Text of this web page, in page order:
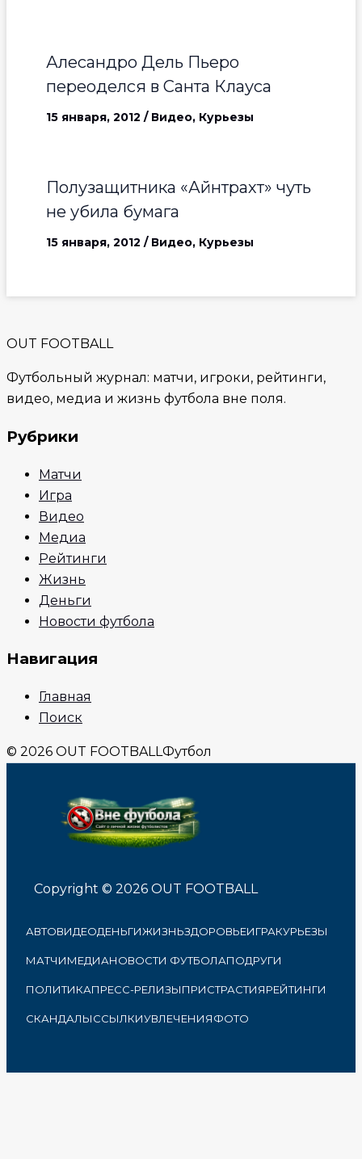
Алесандро Дель Пьеро
переоделся в Санта Клауса
15 января, 2012 / Видео, Курьезы
Полузащитника «Айнтрахт» чуть
не убила бумага
15 января, 2012 / Видео, Курьезы
OUT FOOTBALL
Футбольный журнал: матчи, игроки, рейтинги,
видео, медиа и жизнь футбола вне поля.
Рубрики
Матчи
Игра
Видео
Медиа
Рейтинги
Жизнь
Деньги
Новости футбола
Навигация
Главная
Поиск
© 2026 OUT FOOTBALLФутбол
Copyright © 2026 OUT FOOTBALL
АВТОВИДЕОДЕНЬГИЖИЗНЬЗДОРОВЬЕИГРАКУРЬЕЗЫ
МАТЧИМЕДИАНОВОСТИ ФУТБОЛАПОДРУГИ
ПОЛИТИКАПРЕСС-РЕЛИЗЫПРИСТРАСТИЯРЕЙТИНГИ
СКАНДАЛЫССЫЛКИУВЛЕЧЕНИЯФОТО